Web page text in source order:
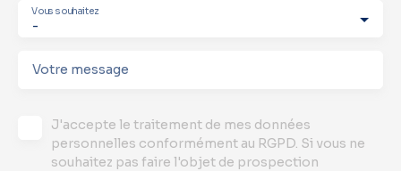
-
Vous souhaitez
Votre message
J'accepte le traitement de mes données
personnelles conformément au RGPD. Si vous ne
souhaitez pas faire l'objet de prospection